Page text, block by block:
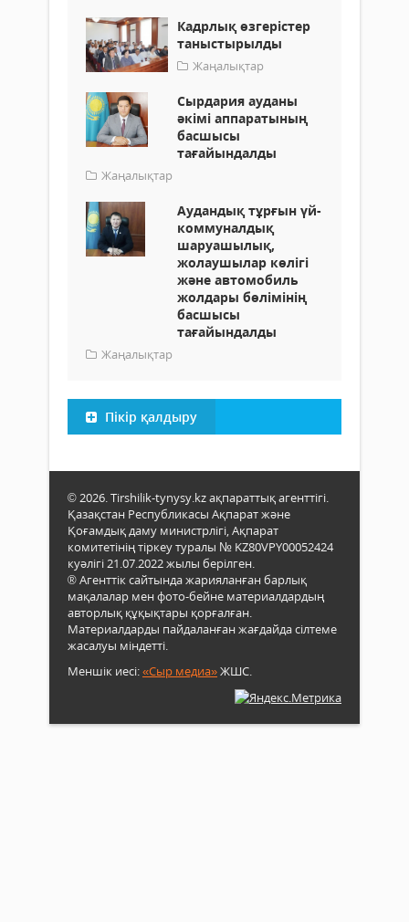
Кадрлық өзгерістер
таныстырылды
Жаңалықтар
Сырдария ауданы
әкімі аппаратының
басшысы
тағайындалды
Жаңалықтар
Аудандық тұрғын үй-
коммуналдық
шаруашылық,
жолаушылар көлігі
және автомобиль
жолдары бөлімінің
басшысы
тағайындалды
Жаңалықтар
Пікір қалдыру
© 2026. Tirshilik-tynysy.kz ақпараттық агенттігі.
Қазақстан Республикасы Ақпарат және
Қоғамдық даму министрлігі, Ақпарат
комитетінің тіркеу туралы № KZ80VPY00052424
куәлігі 21.07.2022 жылы берілген.
® Агенттік сайтында жарияланған барлық
мақалалар мен фото-бейне материалдардың
авторлық құқықтары қорғалған.
Материалдарды пайдаланған жағдайда сілтеме
жасалуы міндетті.
Меншік иесі:«Сыр медиа»ЖШС.